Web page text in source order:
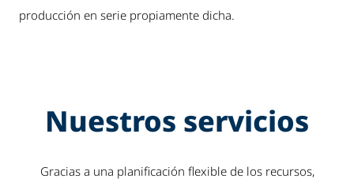
producción en serie propiamente dicha.
Nuestros servicios
Gracias a una planificación flexible de los recursos,